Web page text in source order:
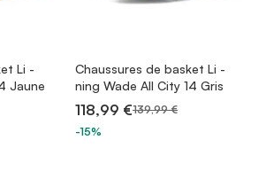
Li -
Jaune
Chaussures de basket Li -
ning Wade All City 14 Gris
118,99 €139,99 €
-15%